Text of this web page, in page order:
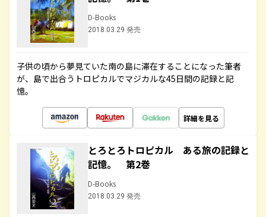
D-Books
2018.03.29 発売
子供の頃から夢見ていた南の島に滞在することになった筆者
が、島で出合うトロピカルでマジカルな45日間の記録と記
憶。
詳細を見る
とろとろトロピカル ある旅の記録と
記憶。 第2巻
D-Books
2018.03.29 発売